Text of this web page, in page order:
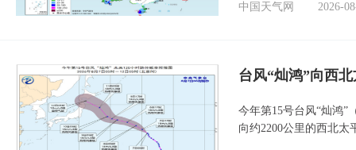
中国天气网 2026-
台风“灿鸿”向西
今年第15号台风“灿鸿”
向约2200公里的西北太